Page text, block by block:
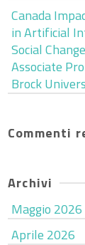
Canada
in Artificial
Social
Associate
Brock
Commenti
Archivi
Maggio 2026
Aprile 2026